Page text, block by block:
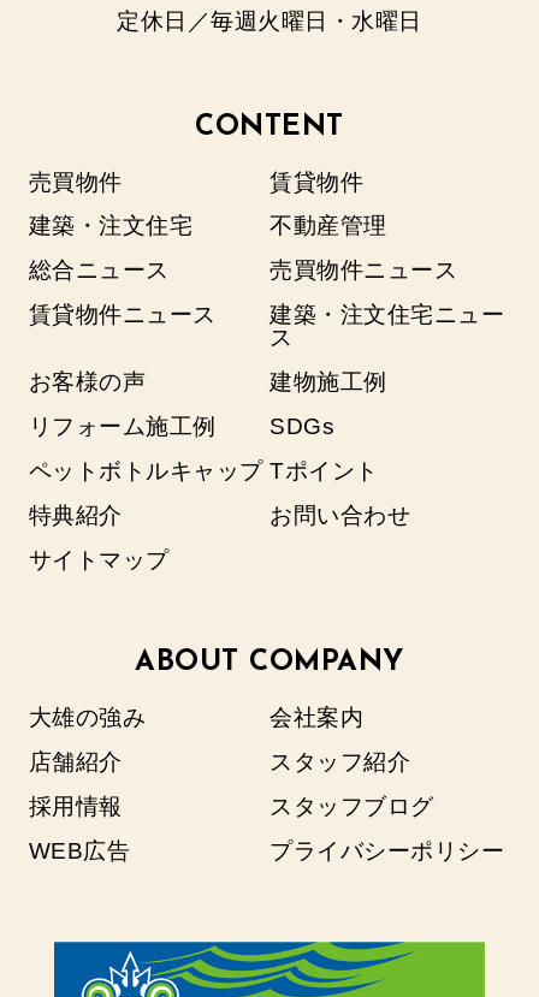
定休日／毎週火曜日・水曜日
CONTENT
売買物件
賃貸物件
建築・注文住宅
不動産管理
総合ニュース
売買物件ニュース
賃貸物件ニュース
建築・注文住宅ニュー
ス
お客様の声
建物施工例
リフォーム施工例
SDGs
ペットボトルキャップ Tポイント
特典紹介
お問い合わせ
サイトマップ
ABOUT COMPANY
大雄の強み
会社案内
店舗紹介
スタッフ紹介
採用情報
スタッフブログ
WEB広告
プライバシーポリシー